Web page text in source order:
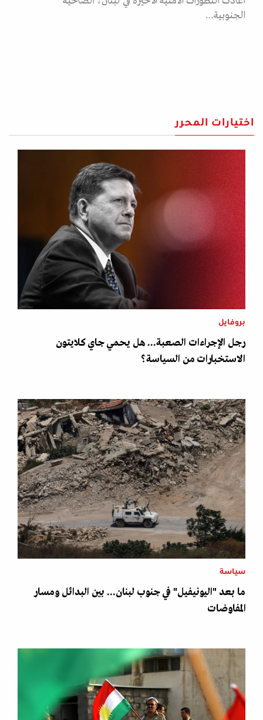
الجنوبية…
اختيارات المحرر
بروفايل
رجل الإجراءات الصعبة... هل يحمي جاي كلايتون
الاستخبارات من السياسة؟
سياسة
ما بعد "اليونيفيل" في جنوب لبنان... بين البدائل ومسار
المفاوضات